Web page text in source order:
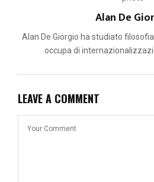
Alan De
Alan De Giorgio ha studiato
occupa di
LEAVE A COMMENT